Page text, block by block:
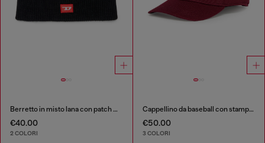
Berretto in misto lana con patch D logo
€40.00
2 COLORI
Cappellino da baseball con stampa Oval D logo
€50.00
3 COLORI